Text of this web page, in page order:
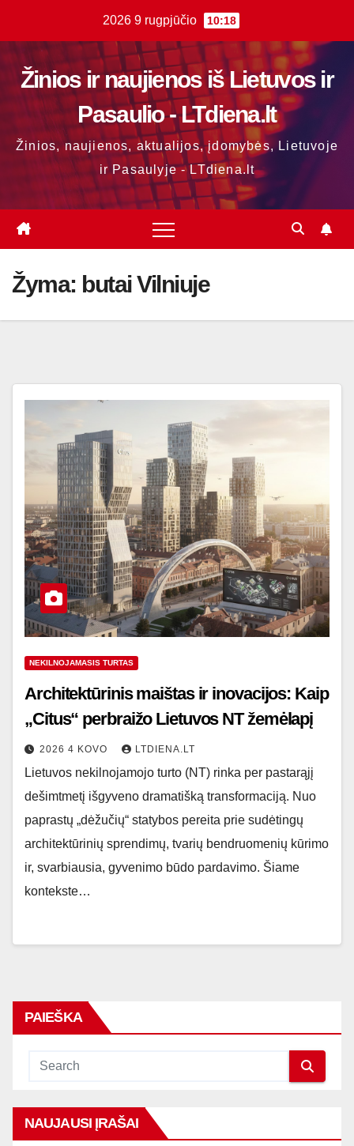
content
2026 9 rugpjūčio 10:18
Žinios ir naujienos iš Lietuvos ir
Pasaulio - LTdiena.lt
Žinios, naujienos, aktualijos, įdomybės, Lietuvoje
ir Pasaulyje - LTdiena.lt
Žyma: butai Vilniuje
NEKILNOJAMASIS TURTAS
Architektūrinis maištas ir inovacijos: Kaip
„Citus“ perbraižo Lietuvos NT žemėlapį
2026 4 KOVO LTDIENA.LT
Lietuvos nekilnojamojo turto (NT) rinka per pastarąjį
dešimtmetį išgyveno dramatišką transformaciją. Nuo
paprastų „dėžučių“ statybos pereita prie sudėtingų
architektūrinių sprendimų, tvarių bendruomenių kūrimo
ir, svarbiausia, gyvenimo būdo pardavimo. Šiame
kontekste…
PAIEŠKA
NAUJAUSI ĮRAŠAI